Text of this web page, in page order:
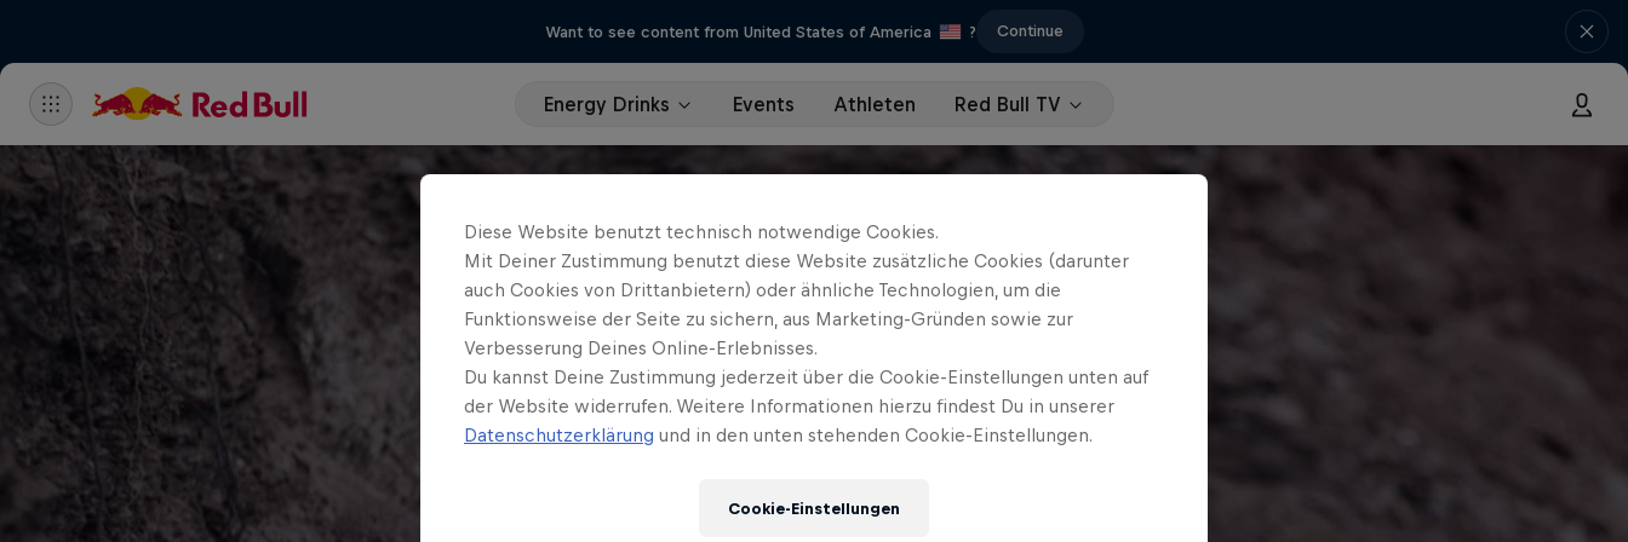
Want to see content from United States of America ? Continue
Energy Drinks Events Athleten Red Bull TV
Diese Website benutzt technisch notwendige Cookies.
Mit Deiner Zustimmung benutzt diese Website zusätzliche Cookies (darunter
auch Cookies von Drittanbietern) oder ähnliche Technologien, um die
Funktionsweise der Seite zu sichern, aus Marketing-Gründen sowie zur
Verbesserung Deines Online-Erlebnisses.
Du kannst Deine Zustimmung jederzeit über die Cookie-Einstellungen unten auf
der Website widerrufen. Weitere Informationen hierzu findest Du in unserer
Datenschutzerklärung und in den unten stehenden Cookie-Einstellungen.
Cookie-Einstellungen